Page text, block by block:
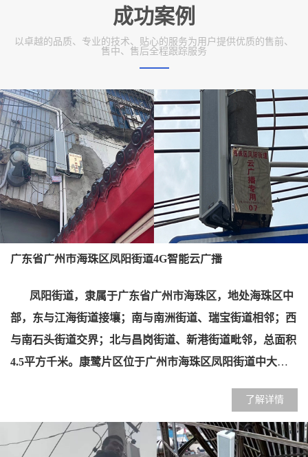
成功案例
以卓越的品质、专业的技术、贴心的服务为用户提供优质的售前、
售中、售后全程跟踪服务
广东省广州市海珠区凤阳街道4G智能云广播
凤阳街道，隶属于广东省广州市海珠区，地处海珠区中
部，东与江海街道接壤；南与南洲街道、瑞宝街道相邻；西
与南石头街道交界；北与昌岗街道、新港街道毗邻，总面积
4.5平方千米。康鹭片区位于广州市海珠区凤阳街道中大纺
平方公里的范围内，聚集了逾万家制衣小工厂、小作坊，吸
纳了超过
10万务工者就业。这些制衣厂大多采用“日结零工
小单快返”生产模式，每天都有庞大的招用工人流在康乐中
了解详情